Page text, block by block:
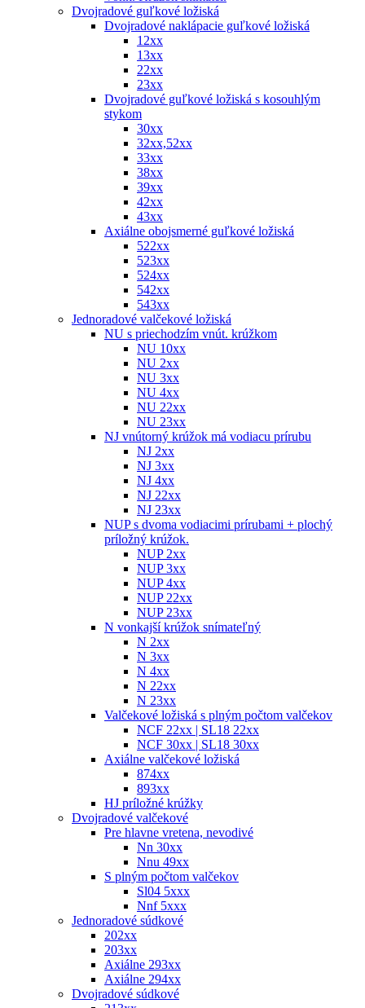
Dvojradové guľkové ložiská
Dvojradové naklápacie guľkové ložiská
12xx
13xx
22xx
23xx
Dvojradové guľkové ložiská s kosouhlým
stykom
30xx
32xx,52xx
33xx
38xx
39xx
42xx
43xx
Axiálne obojsmerné guľkové ložiská
522xx
523xx
524xx
542xx
543xx
Jednoradové valčekové ložiská
NU s priechodzím vnút. krúžkom
NU 10xx
NU 2xx
NU 3xx
NU 4xx
NU 22xx
NU 23xx
NJ vnútorný krúžok má vodiacu prírubu
NJ 2xx
NJ 3xx
NJ 4xx
NJ 22xx
NJ 23xx
NUP s dvoma vodiacimi prírubami + plochý
príložný krúžok.
NUP 2xx
NUP 3xx
NUP 4xx
NUP 22xx
NUP 23xx
N vonkajší krúžok snímateľný
N 2xx
N 3xx
N 4xx
N 22xx
N 23xx
Valčekové ložiská s plným počtom valčekov
NCF 22xx | SL18 22xx
NCF 30xx | SL18 30xx
Axiálne valčekové ložiská
874xx
893xx
HJ príložné krúžky
Dvojradové valčekové
Pre hlavne vretena, nevodivé
Nn 30xx
Nnu 49xx
S plným počtom valčekov
Sl04 5xxx
Nnf 5xxx
Jednoradové súdkové
202xx
203xx
Axiálne 293xx
Axiálne 294xx
Dvojradové súdkové